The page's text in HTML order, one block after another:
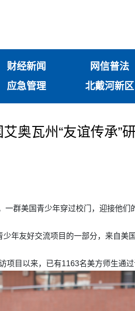
财经新闻 网信普法
应急管理 北戴河新区
奥瓦州“友谊传承”
群美国青少年穿过校门，迎接他们
年友好交流项目的一部分，来自美
项目以来，已有1163名美方师生通